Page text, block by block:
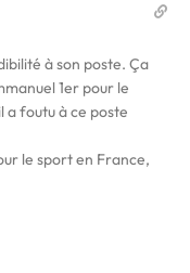
à son poste. Ça
1er pour le
a foutu à ce poste
le sport en France,